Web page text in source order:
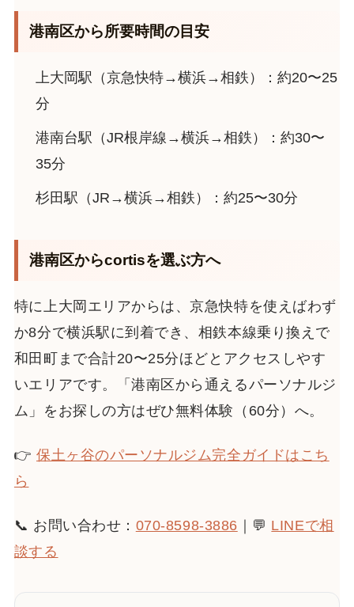
港南区から所要時間の目安
上大岡駅（京急快特→横浜→相鉄）：約20〜25
分
港南台駅（JR根岸線→横浜→相鉄）：約30〜
35分
杉田駅（JR→横浜→相鉄）：約25〜30分
港南区からcortisを選ぶ方へ
特に上大岡エリアからは、京急快特を使えばわず
か8分で横浜駅に到着でき、相鉄本線乗り換えで
和田町まで合計20〜25分ほどとアクセスしやす
いエリアです。「港南区から通えるパーソナルジ
ム」をお探しの方はぜひ無料体験（60分）へ。
👉 保土ヶ谷のパーソナルジム完全ガイドはこち
ら
📞 お問い合わせ： 070-8598-3886 ｜💬 LINEで相
談する